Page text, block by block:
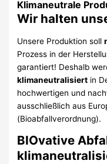
Klimaneutrale
Wir halten
Unsere Produktion soll
Prozess in der
garantiert! Deshalb
klimaneutralisiert in
hochwertigen und
ausschließlich aus
(Bioabfallverordnung).
BIOvative